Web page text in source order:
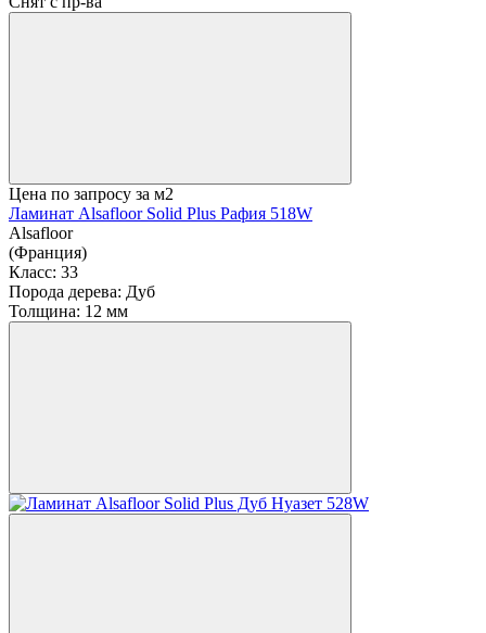
Цена по запросу за м2
Ламинат Alsafloor Solid Plus Рафия 518W
Alsafloor
(Франция)
Класс: 33
Порода дерева: Дуб
Толщина: 12 мм